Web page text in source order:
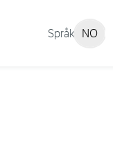
Språk NO